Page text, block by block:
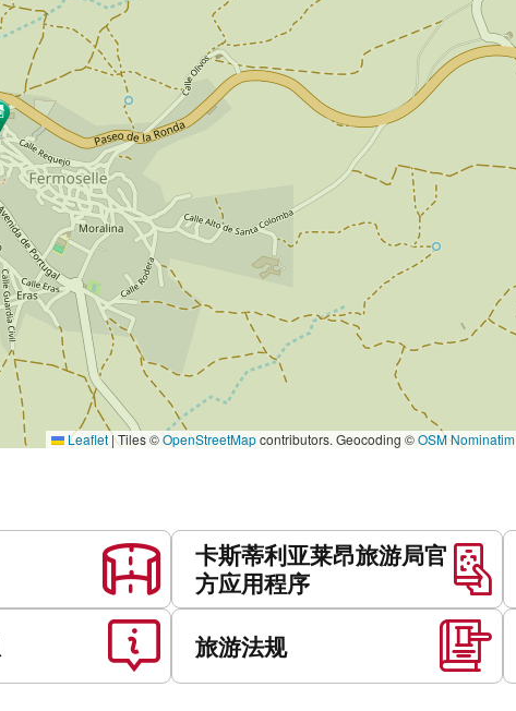
Leaflet|Tiles ©OpenStreetMapcontributors. Geocoding ©OSM Nominatim
卡斯蒂利亚莱昂旅游局官
方应用程序
旅游法规